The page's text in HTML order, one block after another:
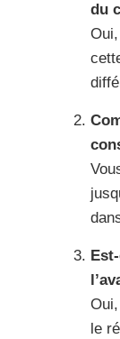
du
le